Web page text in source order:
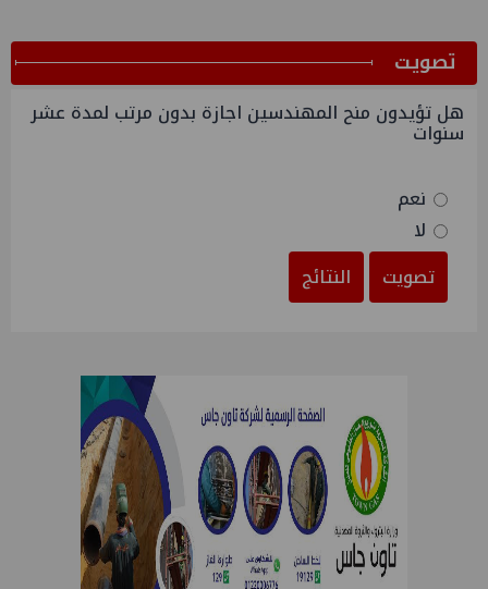
ﺗﺼﻮﻳﺖ
هل تؤيدون منح المهندسين اجازة بدون مرتب لمدة عشر
سنوات
نعم
لا
تصويت
النتائج